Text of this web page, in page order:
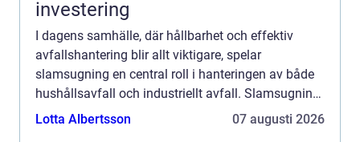
investering
I dagens samhälle, där hållbarhet och effektiv
avfallshantering blir allt viktigare, spelar
slamsugning en central roll i hanteringen av både
hushållsavfall och industriellt avfall. Slamsugning,
en process som involverar b...
Lotta Albertsson 07 augusti 2026